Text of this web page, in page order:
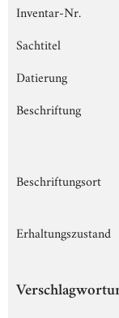
Inventar-Nr.
Sachtitel
Datierung
Beschriftung
Beschriftungsort
Erhaltungszustand